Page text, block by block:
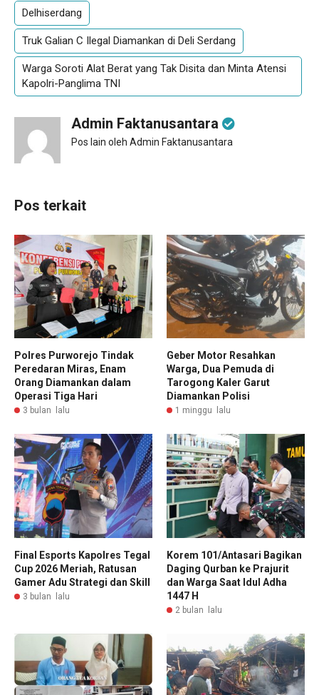
Delhiserdang
Truk Galian C Ilegal Diamankan di Deli Serdang
Warga Soroti Alat Berat yang Tak Disita dan Minta Atensi
Kapolri-Panglima TNI
Admin Faktanusantara
Pos lain oleh Admin Faktanusantara
Pos terkait
Polres Purworejo Tindak
Peredaran Miras, Enam
Orang Diamankan dalam
Operasi Tiga Hari
3 bulan lalu
Geber Motor Resahkan
Warga, Dua Pemuda di
Tarogong Kaler Garut
Diamankan Polisi
1 minggu lalu
Final Esports Kapolres Tegal
Cup 2026 Meriah, Ratusan
Gamer Adu Strategi dan Skill
3 bulan lalu
Korem 101/Antasari Bagikan
Daging Qurban ke Prajurit
dan Warga Saat Idul Adha
1447 H
2 bulan lalu